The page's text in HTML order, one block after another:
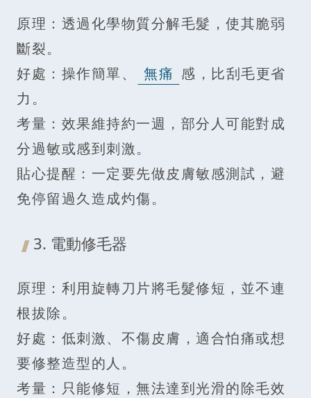
原理：透過化學物質分解毛髮，使其脆弱
斷裂。
好處：操作簡單、
無痛 感，比刮毛更省
力。
考量：效果維持約一週，部分人可能對成
分過敏或感到刺激。
貼心提醒：一定要先做皮膚敏感測試，避
免停留過久造成灼傷。
3. 電動修毛器
原理：利用旋轉刀片將毛髮修短，並不連
根拔除。
好處：低刺激、不傷皮膚，適合怕痛或想
要修整造型的人。
考量：只能修短，無法達到光滑的除毛效